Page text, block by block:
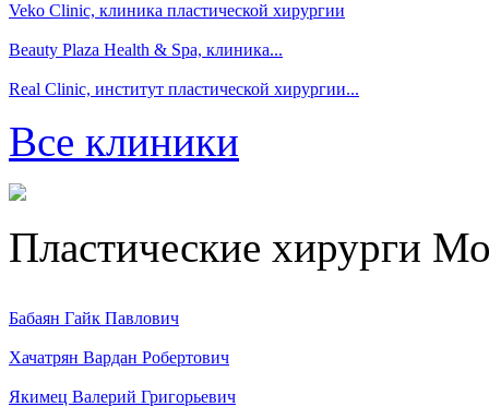
Veko Clinic, клиника пластической хирургии
Beauty Plaza Health & Spa, клиника...
Real Clinic, институт пластической хирургии...
Все клиники
Пластические хирурги
Бабаян Гайк Павлович
Хачатрян Вардан Робертович
Якимец Валерий Григорьевич